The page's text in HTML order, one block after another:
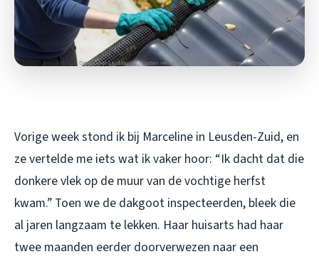
Vorige week stond ik bij Marceline in Leusden-Zuid, en
ze vertelde me iets wat ik vaker hoor: “Ik dacht dat die
donkere vlek op de muur van de vochtige herfst
kwam.” Toen we de dakgoot inspecteerden, bleek die
al jaren langzaam te lekken. Haar huisarts had haar
twee maanden eerder doorverwezen naar een